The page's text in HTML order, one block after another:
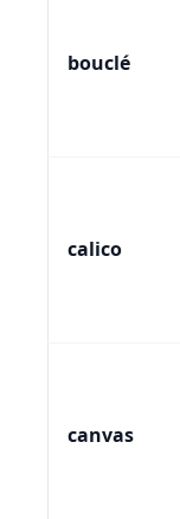
bouclé
calico
canvas